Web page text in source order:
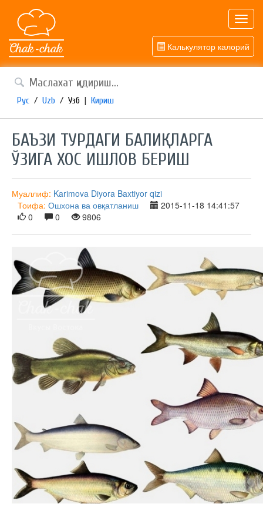
Калькулятор калорий
Рус / Uzb / Узб | Кириш
БАЪЗИ ТУРДАГИ БАЛИҚЛАРГА
ЎЗИГА ХОС ИШЛОВ БЕРИШ
Муаллиф: Karimova Diyora Baxtiyor qizi
Тоифа: Ошхона ва овқатланиш
2015-11-18 14:41:57
0
0 9806